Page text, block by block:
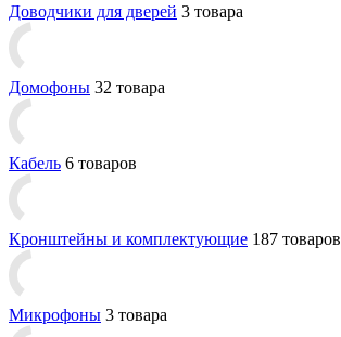
Доводчики для дверей 3 товара
Домофоны 32 товара
Кабель 6 товаров
Кронштейны и комплектующие 187 товаров
Микрофоны 3 товара